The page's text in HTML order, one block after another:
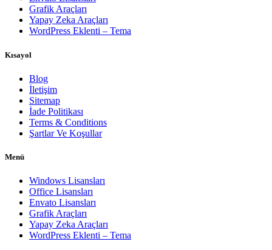
Grafik Araçları
Yapay Zeka Araçları
WordPress Eklenti – Tema
Kısayol
Blog
İletişim
Sitemap
İade Politikası
Terms & Conditions
Şartlar Ve Koşullar
Menü
Windows Lisansları
Office Lisansları
Envato Lisansları
Grafik Araçları
Yapay Zeka Araçları
WordPress Eklenti – Tema